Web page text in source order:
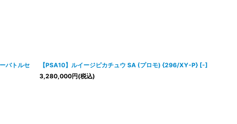
バトルセ
【PSA10】ルイージピカチュウ SA (プロモ) {296/XY-P} [-]
3,280,000円(税込)